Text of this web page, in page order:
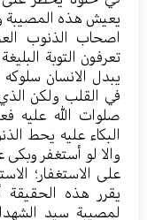
یعیش هذه المصیبة
اصحاب الذنوب
تعرفون التوبة
یبدل الانسان
في القلب ولکن
صلوات الله علیه
البکاء علیه یحط
والا لو أستغفر وبکی
علی الاستغفار؛
یقرر هذه الحقیقة
لمصیبة سید